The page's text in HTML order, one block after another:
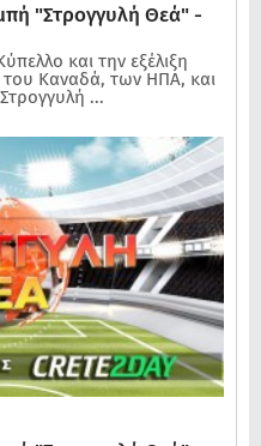
"Στρογγυλή Θεά" -
και την εξέλιξη
του Καναδά, των ΗΠΑ, και
...